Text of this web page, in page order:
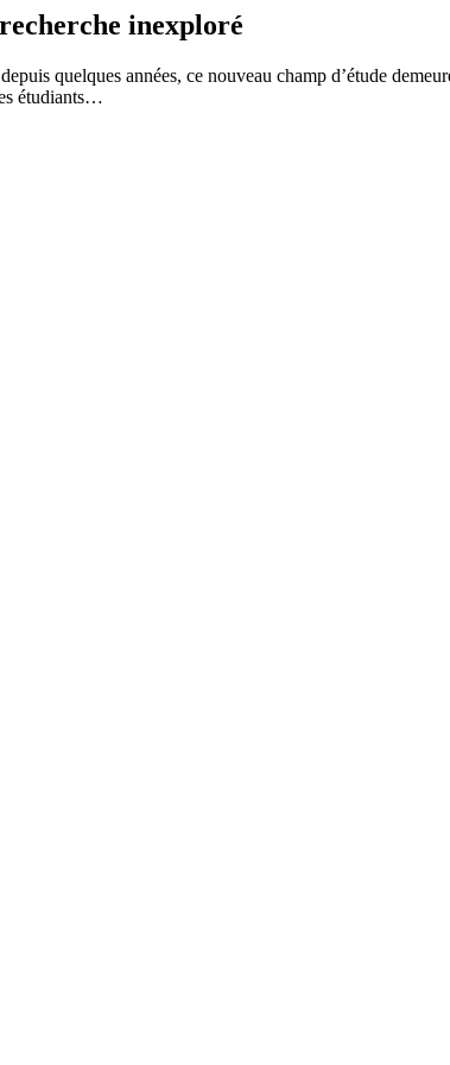
inexploré
quelques années, ce nouveau champ d’étude
étudiants…